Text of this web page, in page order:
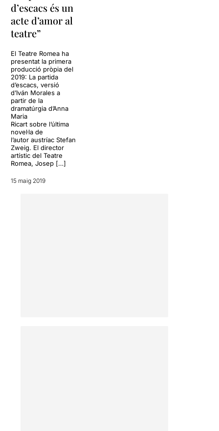
d’escacs és un
acte d’amor al
teatre”
El Teatre Romea ha
presentat la primera
producció pròpia del
2019: La partida
d’escacs, versió
d’Iván Morales a
partir de la
dramatúrgia d’Anna
Maria
Ricart sobre l’última
novel·la de
l’autor austríac Stefan
Zweig. El director
artístic del Teatre
Romea, Josep […]
15 maig 2019